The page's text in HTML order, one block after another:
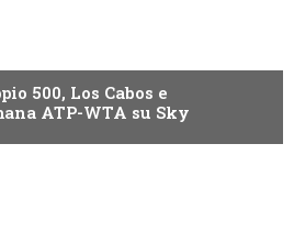
500, Los Cabos e
ATP-WTA su Sky